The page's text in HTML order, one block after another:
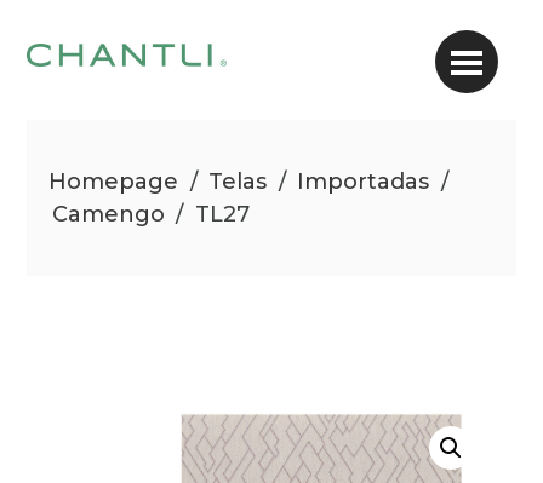
Homepage / Telas / Importadas /
Camengo / TL27